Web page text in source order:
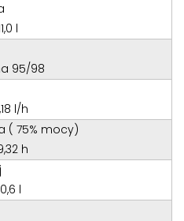
l
95/98
l/h
( 75% mocy)
h
l